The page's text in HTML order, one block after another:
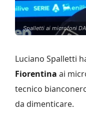
Spalletti ai microfoni
Luciano Spalletti
Fiorentina ai
tecnico
da dimenticare.